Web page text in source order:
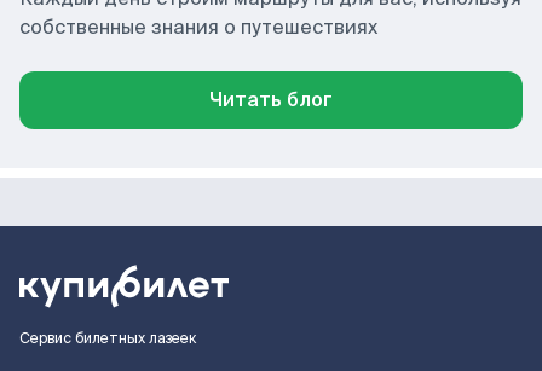
собственные знания о путешествиях
Читать блог
Сервис билетных лазеек